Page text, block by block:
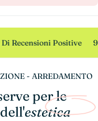
Di Recensioni Positive
- ARREDAMENTO
per le
estetica